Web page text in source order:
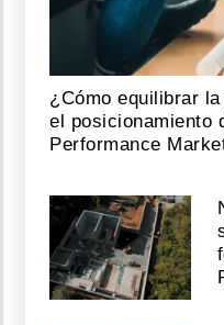
¿Cómo equilibrar
el posicionamiento
Performance